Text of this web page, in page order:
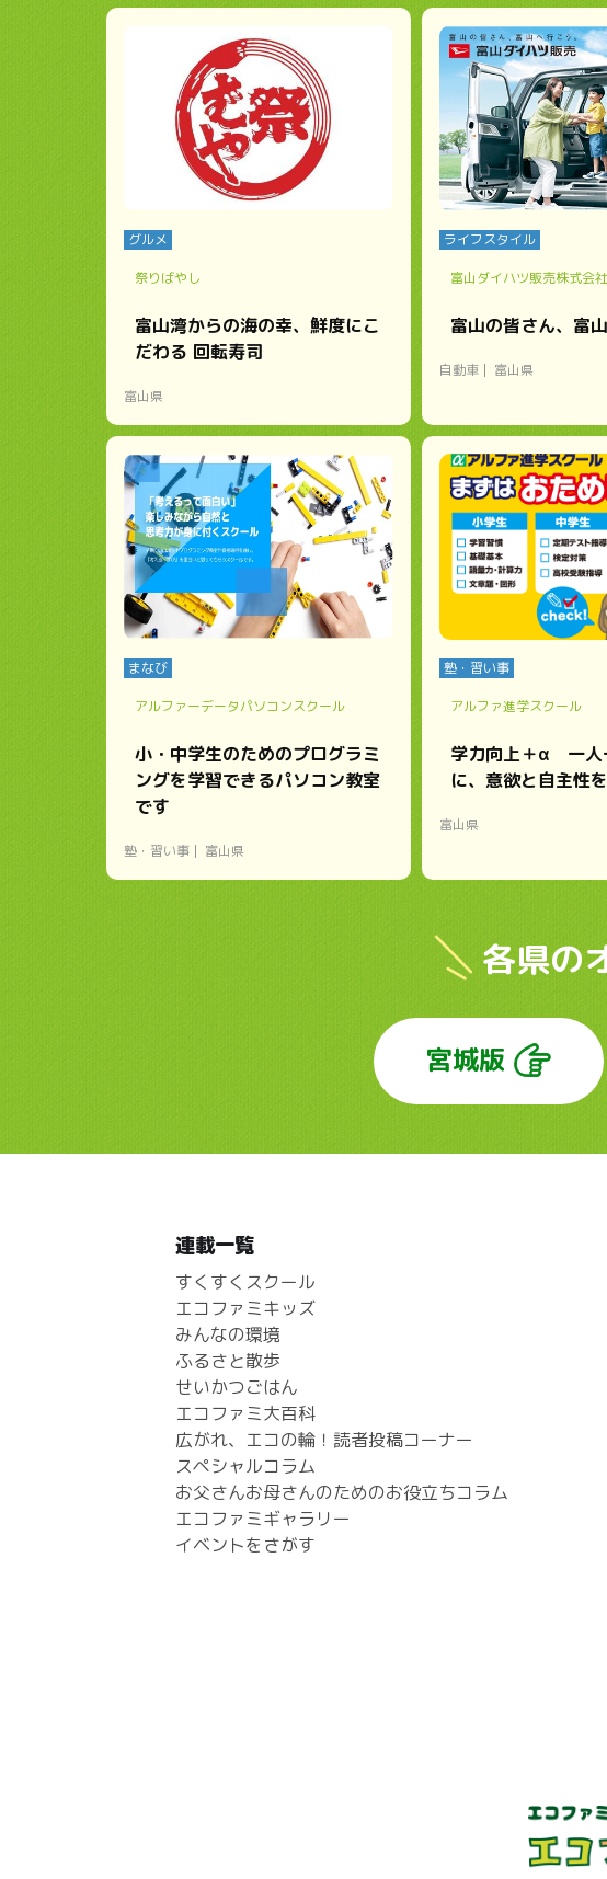
グルメ
祭りばやし
富山湾からの海の幸、鮮度にこ
だわる 回転寿司
富山県
ライフスタイル
富山ダイハツ販売株式会社
富山の皆さん、富
自動車 富山県
まなび
アルファーデータパソコンスクール
小・中学生のためのプログラミ
ングを学習できるパソコン教室
です
塾・習い事 富山県
塾・習い事
アルファ進学スクール
学力向上＋α 一人
に、意欲と自主性
富山県
各県の
宮城版
連載一覧
すくすくスクール
エコファミキッズ
みんなの環境
ふるさと散歩
せいかつごはん
エコファミ大百科
広がれ、エコの輪！読者投稿コーナー
スペシャルコラム
お父さんお母さんのためのお役立ちコラム
エコファミギャラリー
イベントをさがす